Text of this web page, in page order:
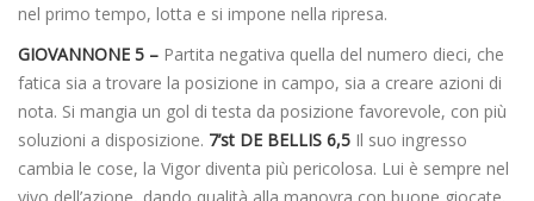
nel primo tempo, lotta e si impone nella ripresa.
GIOVANNONE 5 – Partita negativa quella del numero dieci, che
fatica sia a trovare la posizione in campo, sia a creare azioni di
nota. Si mangia un gol di testa da posizione favorevole, con più
soluzioni a disposizione. 7’st DE BELLIS 6,5 Il suo ingresso
cambia le cose, la Vigor diventa più pericolosa. Lui è sempre nel
vivo dell’azione, dando qualità alla manovra con buone giocate.